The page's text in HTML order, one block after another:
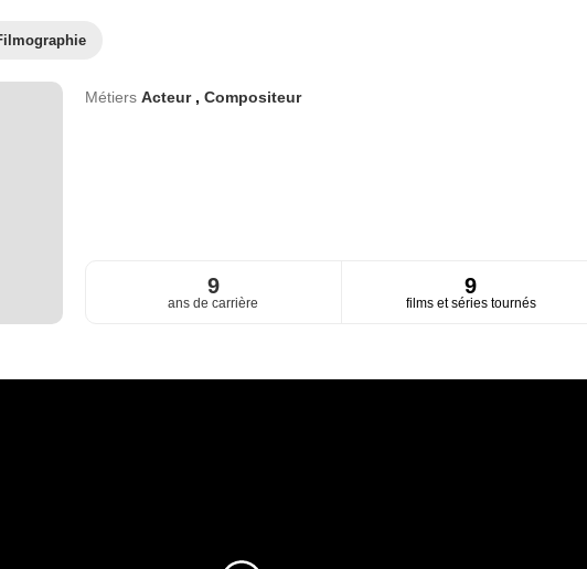
Métiers Acteur , Compositeur
9
ans de carrière
9
films et séries tournés